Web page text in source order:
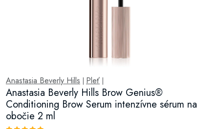
Anastasia Beverly Hills Pleť
Anastasia Beverly Hills Brow Genius®
Conditioning Brow Serum intenzívne sérum na
obočie 2 ml